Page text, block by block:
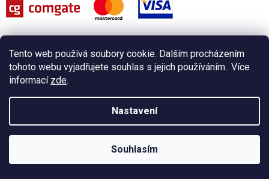
Tento web používá soubory cookie. Dalším procházením
tohoto webu vyjadřujete souhlas s jejich používáním.. Více
informací zde.
Nastavení
Souhlasím
Facebook
Instagram